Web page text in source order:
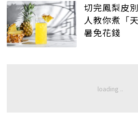
切完鳳梨皮
人教你煮「
暑免花錢